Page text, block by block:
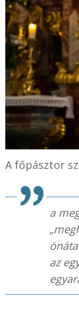
A főpásztor
a
az